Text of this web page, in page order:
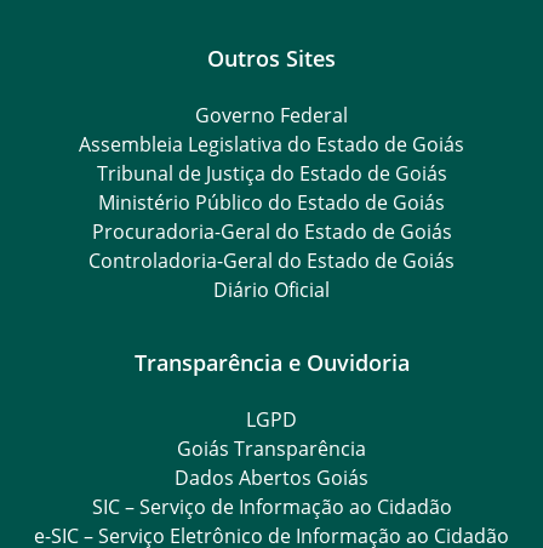
Outros Sites
Governo Federal
Assembleia Legislativa do Estado de Goiás
Tribunal de Justiça do Estado de Goiás
Ministério Público do Estado de Goiás
Procuradoria-Geral do Estado de Goiás
Controladoria-Geral do Estado de Goiás
Diário Oficial
Transparência e Ouvidoria
LGPD
Goiás Transparência
Dados Abertos Goiás
SIC – Serviço de Informação ao Cidadão
e-SIC – Serviço Eletrônico de Informação ao Cidadão